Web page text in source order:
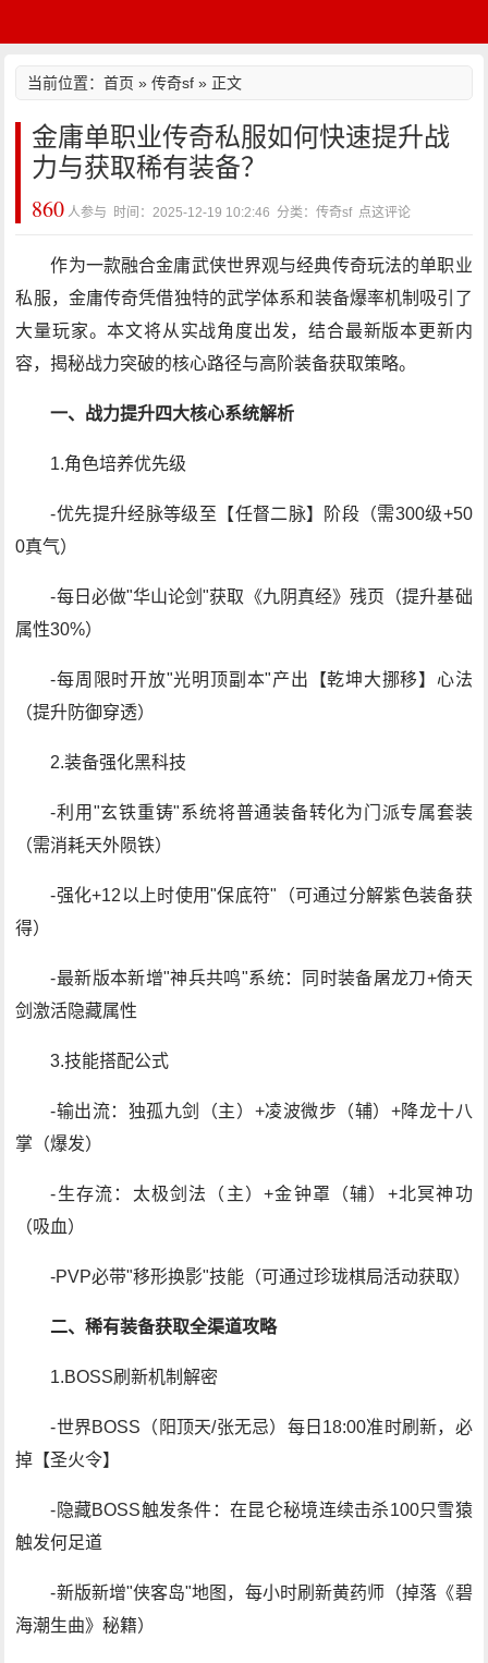
当前位置：首页 »传奇sf » 正文
金庸单职业传奇私服如何快速提升战
力与获取稀有装备？
860 人参与 时间：2025-12-19 10:2:46 分类：传奇sf 点这评论
作为一款融合金庸武侠世界观与经典传奇玩法的单职业
私服，金庸传奇凭借独特的武学体系和装备爆率机制吸引了
大量玩家。本文将从实战角度出发，结合最新版本更新内
容，揭秘战力突破的核心路径与高阶装备获取策略。
一、战力提升四大核心系统解析
1.角色培养优先级
-优先提升经脉等级至【任督二脉】阶段（需300级+50
0真气）
-每日必做"华山论剑"获取《九阴真经》残页（提升基础
属性30%）
-每周限时开放"光明顶副本"产出【乾坤大挪移】心法
（提升防御穿透）
2.装备强化黑科技
-利用"玄铁重铸"系统将普通装备转化为门派专属套装
（需消耗天外陨铁）
-强化+12以上时使用"保底符"（可通过分解紫色装备获
得）
-最新版本新增"神兵共鸣"系统：同时装备屠龙刀+倚天
剑激活隐藏属性
3.技能搭配公式
-输出流：独孤九剑（主）+凌波微步（辅）+降龙十八
掌（爆发）
-生存流：太极剑法（主）+金钟罩（辅）+北冥神功
（吸血）
-PVP必带"移形换影"技能（可通过珍珑棋局活动获取）
二、稀有装备获取全渠道攻略
1.BOSS刷新机制解密
-世界BOSS（阳顶天/张无忌）每日18:00准时刷新，必
掉【圣火令】
-隐藏BOSS触发条件：在昆仑秘境连续击杀100只雪猿
触发何足道
-新版新增"侠客岛"地图，每小时刷新黄药师（掉落《碧
海潮生曲》秘籍）